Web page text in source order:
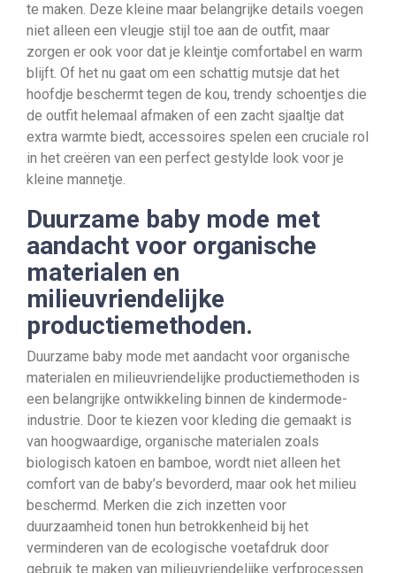
te maken. Deze kleine maar belangrijke details voegen
niet alleen een vleugje stijl toe aan de outfit, maar
zorgen er ook voor dat je kleintje comfortabel en warm
blijft. Of het nu gaat om een schattig mutsje dat het
hoofdje beschermt tegen de kou, trendy schoentjes die
de outfit helemaal afmaken of een zacht sjaaltje dat
extra warmte biedt, accessoires spelen een cruciale rol
in het creëren van een perfect gestylde look voor je
kleine mannetje.
Duurzame baby mode met
aandacht voor organische
materialen en
milieuvriendelijke
productiemethoden.
Duurzame baby mode met aandacht voor organische
materialen en milieuvriendelijke productiemethoden is
een belangrijke ontwikkeling binnen de kindermode-
industrie. Door te kiezen voor kleding die gemaakt is
van hoogwaardige, organische materialen zoals
biologisch katoen en bamboe, wordt niet alleen het
comfort van de baby’s bevorderd, maar ook het milieu
beschermd. Merken die zich inzetten voor
duurzaamheid tonen hun betrokkenheid bij het
verminderen van de ecologische voetafdruk door
gebruik te maken van milieuvriendelijke verfprocessen